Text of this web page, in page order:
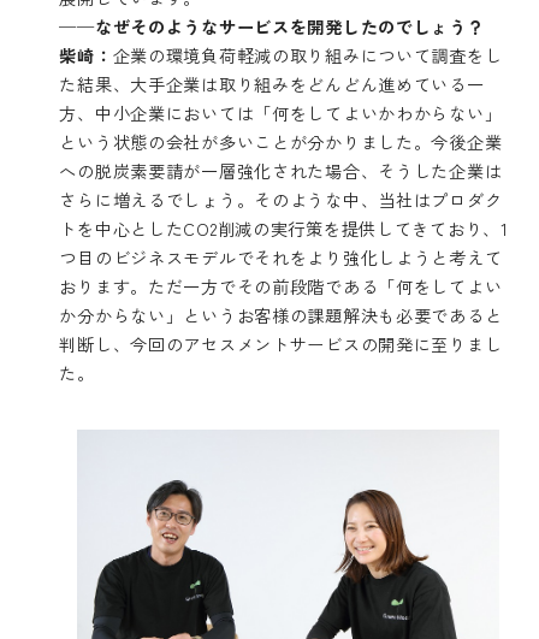
──なぜそのようなサービスを開発したのでしょう？
柴崎： 企業の環境負荷軽減の取り組みについて調査をし
た結果、大手企業は取り組みをどんどん進めている一
方、中小企業においては「何をしてよいかわからない」
という状態の会社が多いことが分かりました。今後企業
への脱炭素要請が一層強化された場合、そうした企業は
さらに増えるでしょう。そのような中、当社はプロダク
トを中心としたCO2削減の実行策を提供してきており、1
つ目のビジネスモデルでそれをより強化しようと考えて
おります。ただ一方でその前段階である「何をしてよい
か分からない」というお客様の課題解決も必要であると
判断し、今回のアセスメントサービスの開発に至りまし
た。